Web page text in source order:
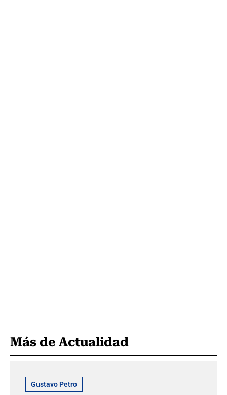
Más de Actualidad
Gustavo Petro